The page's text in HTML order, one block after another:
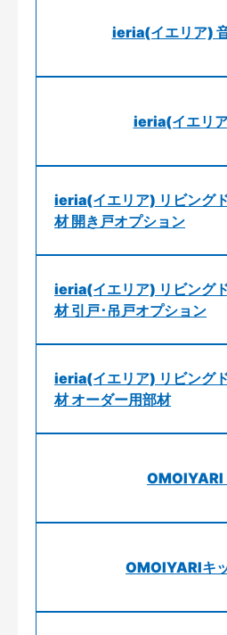
ieria(イエリア)
ieria(イエリ
ieria(イエリア) リビング
材 開き戸オプション
ieria(イエリア) リビング
材 引戸･吊戸オプション
ieria(イエリア) リビング
材 オーダー用部材
OMOIYARI
OMOIYARIキ